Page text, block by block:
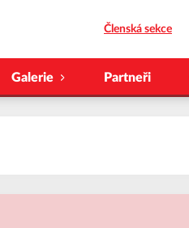
Členská sekce
Galerie Partneři